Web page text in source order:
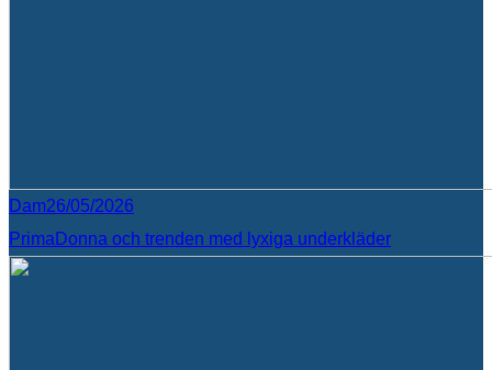
Dam26/05/2026
PrimaDonna och trenden med lyxiga underkläder